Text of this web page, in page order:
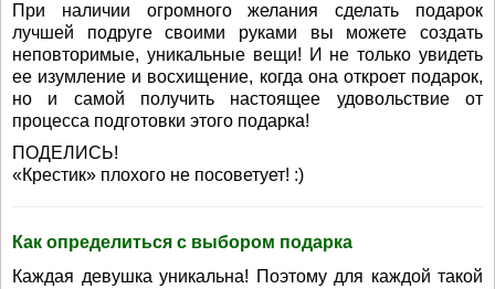
При наличии огромного желания сделать подарок
лучшей подруге своими руками вы можете создать
неповторимые, уникальные вещи! И не только увидеть
ее изумление и восхищение, когда она откроет подарок,
но и самой получить настоящее удовольствие от
процесса подготовки этого подарка!
ПОДЕЛИСЬ!
«Крестик» плохого не посоветует! :)
Как определиться с выбором подарка
Каждая девушка уникальна! Поэтому для каждой такой